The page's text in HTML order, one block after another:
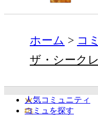
ホーム コ
ザ・シークレ
人気コミュニティ
コミュを探す